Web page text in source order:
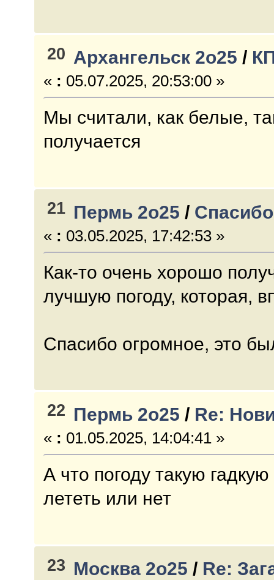
20 Архангельск 2о25 /
« : 05.07.2025, 20:53:00 »
Мы считали, как белые,
получается
21 Пермь 2о25 /
« : 03.05.2025, 17:42:53 »
Как-то очень хорошо
лучшую погоду, которая,
Спасибо огромное, это
22 Пермь 2о25 / Re:
« : 01.05.2025, 14:04:41 »
А что погоду такую
лететь или нет
23 Москва 2о25 / Re: